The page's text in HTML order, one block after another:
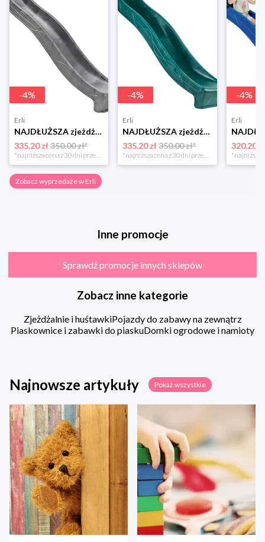
-4%
Erli
NAJDŁUŻSZA zjeżdżalnia ślizg 3m trzymetrowy szary Wodna dla dzieci 150 cm
335.20 zł350.00 zł*
-4%
Erli
NAJDŁUŻSZA zjeżdżalnia ślizg 3m trzymetrowy Zielona wodna na plac zabaw
335.20 zł 350.00 zł*
-4%
Erli
320.20 zł
Zobacz wyprzedaże w Erli
Inne promocje
Sprawdź promocje innych sklepów
Zobacz inne kategorie
Zjeżdżalnie i huśtawkiPojazdy do zabawy na zewnątrz
Piaskownice i zabawki do piaskuDomki ogrodowe i namioty
Najnowsze artykuły Pokaż wszystkie